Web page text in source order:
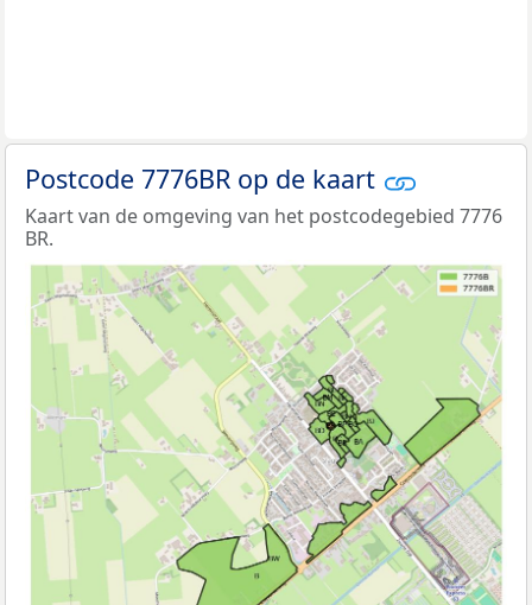
Postcode 7776BR op de kaart
Kaart van de omgeving van het postcodegebied 7776
BR.